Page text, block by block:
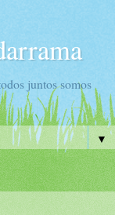
juntos somos
▼